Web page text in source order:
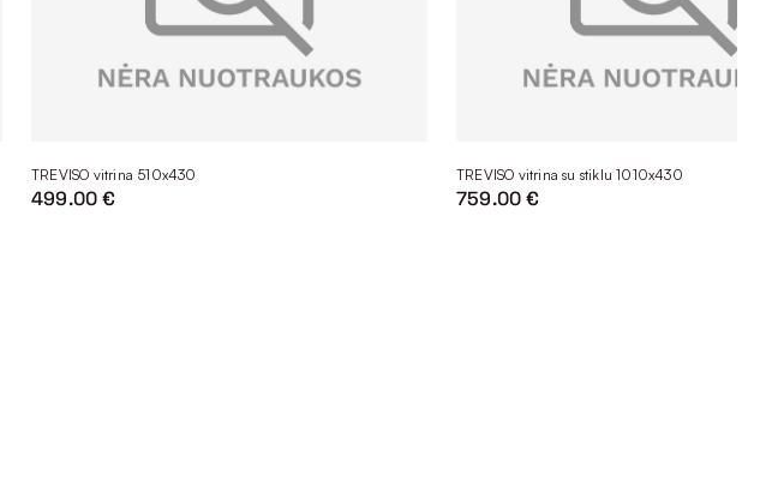
TREVISO vitrina 510x430
499.00 €
TREVISO vitrina su stiklu 1010x430
759.00 €